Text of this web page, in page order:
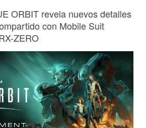
ORBIT revela nuevos detalles
con Mobile Suit
ZERO